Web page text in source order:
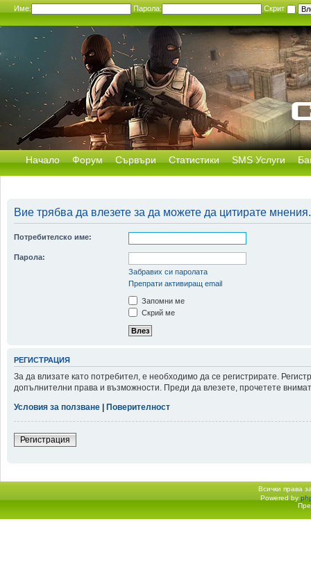
Име: Парола: Скрит
Начало Форум Сървъри Статистики SMS Услуги
Вие трябва да влезете за да можете да цитирате мнения.
Потребителско име:
Парола:
Забравих си паролата
Препрати активиращ email
Запомни ме
Скрий ме
РЕГИСТРАЦИЯ
За да влизате като потребител, е необходимо да се регистрирате.
допълнителни права и възможности. Преди да влезете, прочетете
Условия за ползване | Поверителност
Регистрация
Всички права
Начало форум Powered by